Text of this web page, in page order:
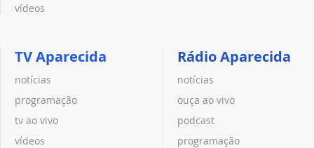
vídeos
TV Aparecida
notícias
programação
tv ao vivo
vídeos
Rádio Aparecida
notícias
ouça ao vivo
podcast
programação